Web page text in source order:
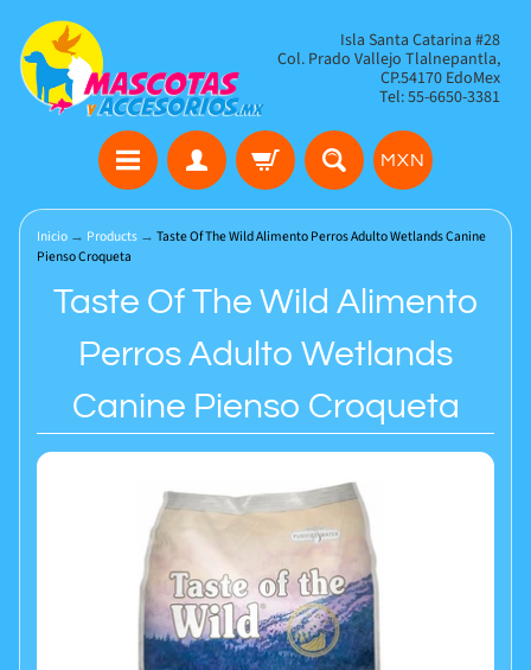
Isla Santa Catarina #28
Col. Prado Vallejo Tlalnepantla,
CP.54170 EdoMex
Tel: 55-6650-3381
MXN
Inicio → Products → Taste Of The Wild Alimento Perros Adulto Wetlands Canine
Pienso Croqueta
Taste Of The Wild Alimento
Perros Adulto Wetlands
Canine Pienso Croqueta